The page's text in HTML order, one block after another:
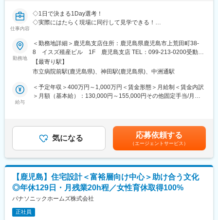
変更の範囲：会社の定める業務
（3）他業務
・ポンプ周りのコンサルティング
・機種選定
・図面提出など
■1日の仕事の流れ：
出社後：まずはメールのチェック
→ 午後：その日の営業件数は、内容により自身で調整
→ 夕方：会社に戻り、持ち帰った業務を済ませ、翌日の準備を
■入社後キャッチアップ：
入社後は、配属先で当社の製品理解を深めていただきます。当社
の扱う製品は、170品目あります。その中でも種類は細かく枝分
かれし、総数は7600型式にも及びます。カタログを見ながらお客
様へ提案できるとは言え、お客様にお問い合わせを受けた際に、
頭の中に商品を思い浮かべ、「この種類のものはいかがです
か？」と即座に応えられるかが、営業として信頼を獲得するため
の重要なポイントです。ポンプの用途や水量、水圧、口径など、
細かい専門知識を一通り覚える必要があります。本社での２日の
仕事内容
◇1日で決まる1Day選考！
◇実際にはたらく現場に同行して見学できる！
■1Day選考の流れ
［1］支店に到着、営業と一緒に顧客先に訪問
［2］ランチをしてから帰社／※もちろん当社持ちです！
［3］面接
［4］スキルアップタイム見学／営業同士でスキルを高める時間で
◇家庭と仕事を両立したい方
◇営業が嫌いなわけじゃない。ただ“働き方”が合わなくなってしま
■仕事内容：
土地オーナーが所有する資産に対し、最適な土地活用の事業を提
案するコンサルティング営業です。
(1)土地オーナーへのアプローチ（リストを基にアプローチしま
す）
(2)土地活用の提案をする
勤務地
＜勤務地詳細＞鹿児島支店住所：鹿児島県鹿児島市上荒田町38-
8 イスズ殖産ビル 1F 鹿児島支店 TEL：099-213-0200受動喫
煙対策：屋内全面禁煙変更の範囲：会社の定める事業所
【最寄り駅】
市立病院前駅(鹿児島県)、神田駅(鹿児島県)、中洲通駅
給与
＜予定年収＞400万円～1,000万円＜賃金形態＞月給制＜賃金内訳
＞月額（基本給）：130,000円～155,000円その他固定手当/月：
業手当＞有＜給与補足＞年収650万円（月給31万円＋成果給＋賞
与）／入社1年目 メンバー年収841万円（月給42万円＋成果給＋
賞与）／入社2年目 メンバー年収1,156万円（月給56万円＋成果給
＋賞与）／入社5年目 メンバー賃金はあくまでも目安の金額であ
り、選考を通じて上下する可能性があります。月給(月額)は固定手
当を含めた表記です。
気になる 応募依頼する
（エージェントサービス）
【鹿児島】住宅設計＜富裕層向け中心＞助け合う文化
◎年休129日・月残業20h程／女性育休取得100%
パナソニックホームズ株式会社
正社員